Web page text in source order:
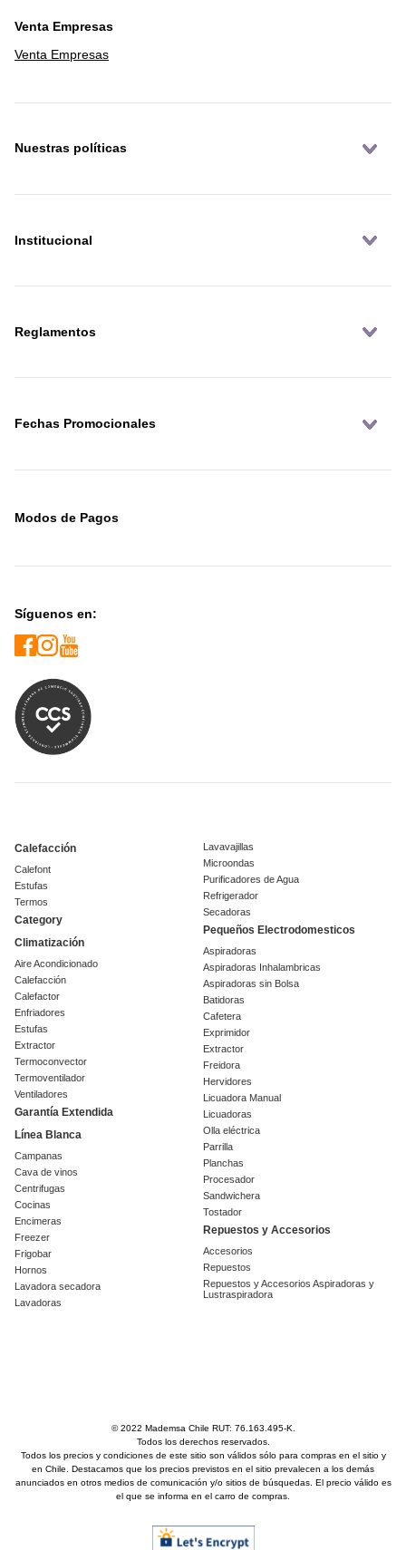
Venta Empresas
Venta Empresas
Nuestras políticas
Institucional
Reglamentos
Fechas Promocionales
Modos de Pagos
Síguenos en:
Calefacción
Calefont
Estufas
Termos
Category
Climatización
Aire Acondicionado
Calefacción
Calefactor
Enfriadores
Estufas
Extractor
Termoconvector
Termoventilador
Ventiladores
Garantía Extendida
Línea Blanca
Campanas
Cava de vinos
Centrifugas
Cocinas
Encimeras
Freezer
Frigobar
Hornos
Lavadora secadora
Lavadoras
Lavavajillas
Microondas
Purificadores de Agua
Refrigerador
Secadoras
Pequeños Electrodomesticos
Aspiradoras
Aspiradoras Inhalambricas
Aspiradoras sin Bolsa
Batidoras
Cafetera
Exprimidor
Extractor
Freidora
Hervidores
Licuadora Manual
Licuadoras
Olla eléctrica
Parrilla
Planchas
Procesador
Sandwichera
Tostador
Repuestos y Accesorios
Accesorios
Repuestos
Repuestos y Accesorios Aspiradoras y
Lustraspiradora
© 2022 Mademsa Chile RUT: 76.163.495-K.
Todos los derechos reservados.
Todos los precios y condiciones de este sitio son válidos sólo para compras en el sitio y
en Chile. Destacamos que los precios previstos en el sitio prevalecen a los demás
anunciados en otros medios de comunicación y/o sitios de búsquedas. El precio válido es
el que se informa en el carro de compras.